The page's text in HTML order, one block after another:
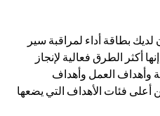
بطاقة أداء لمراقبة سير
أكثر الطرق فعالية لإنجاز
وأهداف العمل وأهداف
أعلى فئات الأهداف التي يضعها